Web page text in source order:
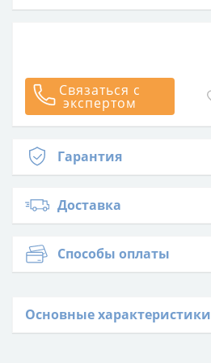
Основные характеристики
Связаться с
экспертом
Гарантия
Доставка
Способы оплаты